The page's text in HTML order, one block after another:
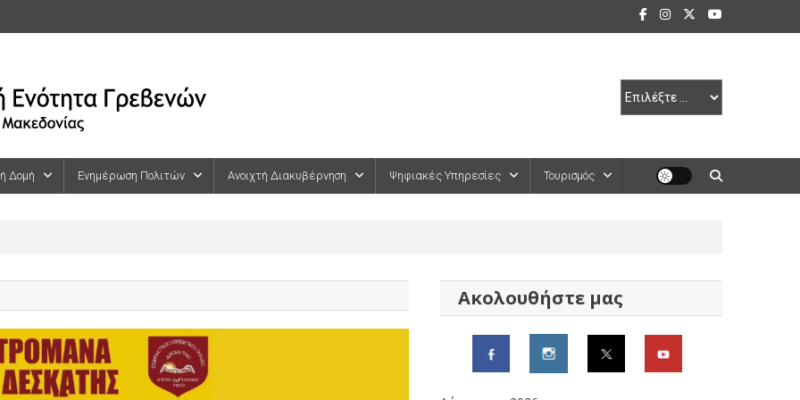
Δομή Ενημέρωση Πολιτών Ανοιχτή Διακυβέρνηση Ψηφιακές Υπηρεσίες Τουρισμός
Ακολουθήστε μας